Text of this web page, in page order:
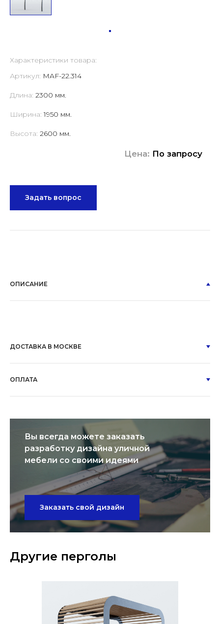
Характеристики товара:
Артикул: MAF-22.314
Длина: 2300 мм.
Ширина:1950 мм.
Высота: 2600 мм.
Цена: По запросу
Задать вопрос
ОПИСАНИЕ
ДОСТАВКА В МОСКВЕ
ОПЛАТА
Вы всегда можете заказать
разработку дизайна уличной
мебели со своими идеями
Заказать свой дизайн
Другие перголы